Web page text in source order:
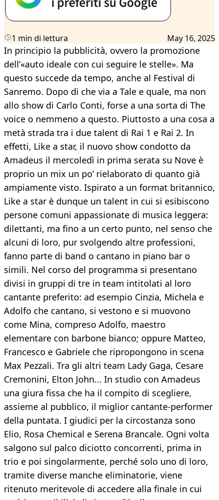
1 min di lettura May 16, 2025
In principio la pubblicità, ovvero la promozione
dell’«auto ideale con cui seguire le stelle». Ma
questo succede da tempo, anche al Festival di
Sanremo. Dopo di che via a Tale e quale, ma non
allo show di Carlo Conti, forse a una sorta di The
voice o nemmeno a questo. Piuttosto a una cosa a
metà strada tra i due talent di Rai 1 e Rai 2. In
effetti, Like a star, il nuovo show condotto da
Amadeus il mercoledì in prima serata su Nove è
proprio un mix un po’ rielaborato di quanto già
ampiamente visto. Ispirato a un format britannico,
Like a star è dunque un talent in cui si esibiscono
persone comuni appassionate di musica leggera:
dilettanti, ma fino a un certo punto, nel senso che
alcuni di loro, pur svolgendo altre professioni,
fanno parte di band o cantano in piano bar o
simili. Nel corso del programma si presentano
divisi in gruppi di tre in team intitolati al loro
cantante preferito: ad esempio Cinzia, Michela e
Adolfo che cantano, si vestono e si muovono
come Mina, compreso Adolfo, maestro
elementare con barbone bianco; oppure Matteo,
Francesco e Gabriele che ripropongono in scena
Max Pezzali. Tra gli altri team Lady Gaga, Cesare
Cremonini, Elton John... In studio con Amadeus
una giura fissa che ha il compito di scegliere,
assieme al pubblico, il miglior cantante-performer
della puntata. I giudici per la circostanza sono
Elio, Rosa Chemical e Serena Brancale. Ogni volta
salgono sul palco diciotto concorrenti, prima in
trio e poi singolarmente, perché solo uno di loro,
tramite diverse manche eliminatorie, viene
ritenuto meritevole di accedere alla finale in cui